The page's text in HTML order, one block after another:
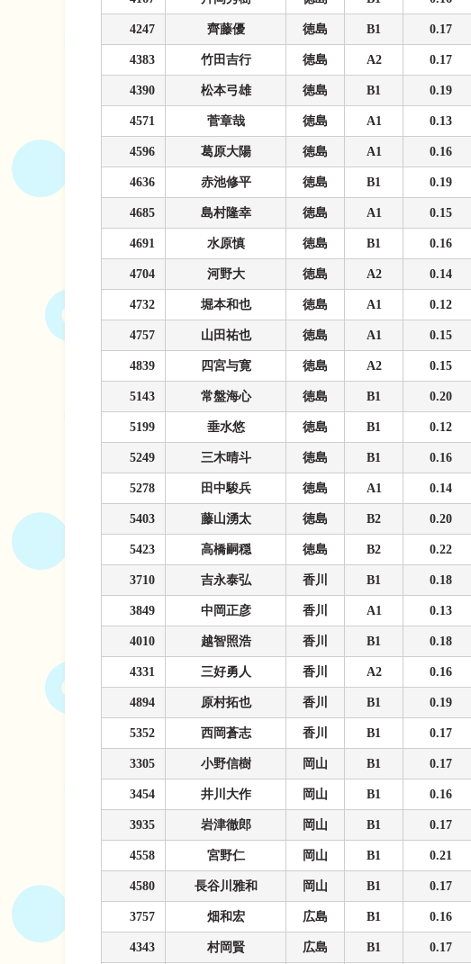
4247 齊藤優 徳島 B1 0.17
4383 竹田吉行 徳島 A2 0.17
4390 松本弓雄 徳島 B1 0.19
4571 菅章哉 徳島 A1 0.13
4596 葛原大陽 徳島 A1 0.16
4636 赤池修平 徳島 B1 0.19
4685 島村隆幸 徳島 A1 0.15
4691 水原慎 徳島 B1 0.16
4704 河野大 徳島 A2 0.14
4732 堀本和也 徳島 A1 0.12
4757 山田祐也 徳島 A1 0.15
4839 四宮与寛 徳島 A2 0.15
5143 常盤海心 徳島 B1 0.20
5199 垂水悠 徳島 B1 0.12
5249 三木晴斗 徳島 B1 0.16
5278 田中駿兵 徳島 A1 0.14
5403 藤山湧太 徳島 B2 0.20
5423 高橋嗣穏 徳島 B2 0.22
3710 吉永泰弘 香川 B1 0.18
3849 中岡正彦 香川 A1 0.13
4010 越智照浩 香川 B1 0.18
4331 三好勇人 香川 A2 0.16
4894 原村拓也 香川 B1 0.19
5352 西岡蒼志 香川 B1 0.17
3305 小野信樹 岡山 B1 0.17
3454 井川大作 岡山 B1 0.16
3935 岩津徹郎 岡山 B1 0.17
4558 宮野仁 岡山 B1 0.21
4580 長谷川雅和 岡山 B1 0.17
3757 畑和宏 広島 B1 0.16
4343 村岡賢 広島 B1 0.17